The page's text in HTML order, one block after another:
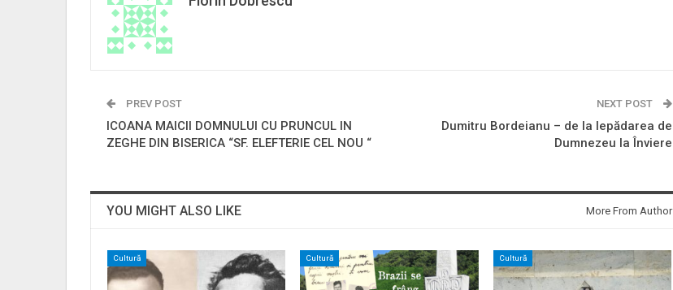
PREV POST
ICOANA MAICII DOMNULUI CU PRUNCUL IN
ZEGHE DIN BISERICA “SF. ELEFTERIE CEL NOU “
NEXT POST
Dumitru Bordeianu – de la lepădarea de
Dumnezeu la Înviere
YOU MIGHT ALSO LIKE More From Author
Cultură Cultură Cultură